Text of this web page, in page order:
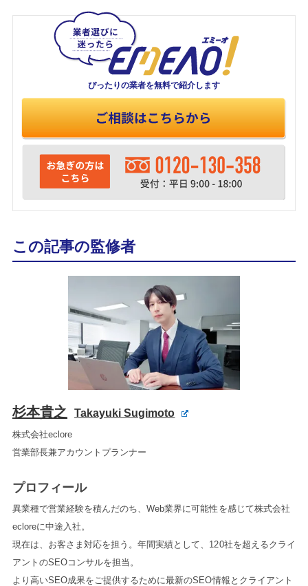
ぴったりの業者を無料で紹介します
この記事の監修者
杉本貴之 Takayuki Sugimoto
株式会社eclore
営業部長兼アカウントプランナー
プロフィール
異業種で営業経験を積んだのち、Web業界に可能性を感じて株式会社
ecloreに中途入社。
現在は、お客さま対応を担う。年間実績として、120社を超えるクライ
アントのSEOコンサルを担当。
より高いSEO成果をご提供するために最新のSEO情報とクライアント